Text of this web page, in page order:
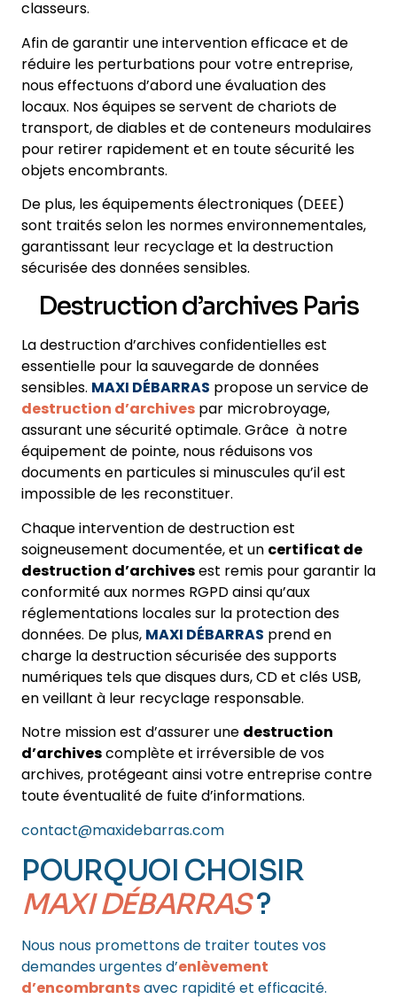
classeurs.
Afin de garantir une intervention efficace et de
réduire les perturbations pour votre entreprise,
nous effectuons d’abord une évaluation des
locaux. Nos équipes se servent de chariots de
transport, de diables et de conteneurs modulaires
pour retirer rapidement et en toute sécurité les
objets encombrants.
De plus, les équipements électroniques (DEEE)
sont traités selon les normes environnementales,
garantissant leur recyclage et la destruction
sécurisée des données sensibles.
Destruction d’archives Paris
La destruction d’archives confidentielles est
essentielle pour la sauvegarde de données
sensibles. MAXI DÉBARRAS propose un service de
destruction d’archives par microbroyage,
assurant une sécurité optimale. Grâce à notre
équipement de pointe, nous réduisons vos
documents en particules si minuscules qu’il est
impossible de les reconstituer.
Chaque intervention de destruction est
soigneusement documentée, et un certificat de
destruction d’archivesest remis pour garantir la
conformité aux normes RGPD ainsi qu’aux
réglementations locales sur la protection des
données. De plus, MAXI DÉBARRAS prend en
charge la destruction sécurisée des supports
numériques tels que disques durs, CD et clés USB,
en veillant à leur recyclage responsable.
Notre mission est d’assurer une destruction
d’archivescomplète et irréversible de vos
archives, protégeant ainsi votre entreprise contre
toute éventualité de fuite d’informations.
contact@maxidebarras.com
POURQUOI CHOISIR
MAXI DÉBARRAS?
Nous nous promettons de traiter toutes vos
demandes urgentes d’enlèvement
d’encombrantsavec rapidité et efficacité.